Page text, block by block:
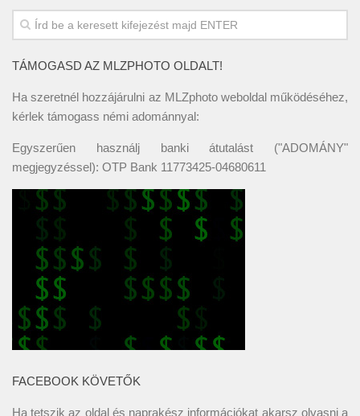
TÁMOGASD AZ MLZPHOTO OLDALT!
Ha szeretnél hozzájárulni az MLZphoto weboldal működéséhez,
kérlek támogass némi adománnyal:
Egyszerűen használj banki átutalást ("ADOMÁNY"
megjegyzéssel): OTP Bank 11773425-04680611
FACEBOOK KÖVETŐK
Ha tetszik az oldal és naprakész információkat akarsz olvasni a